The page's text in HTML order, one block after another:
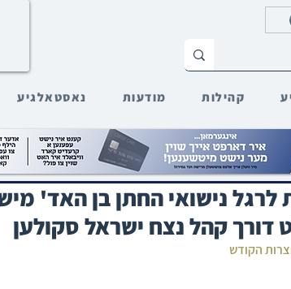
קהילות מודעות נאסטאלגיע
נישואי החתן בן האד'
דורך קהל נצח ישראל סקולען
הקודש